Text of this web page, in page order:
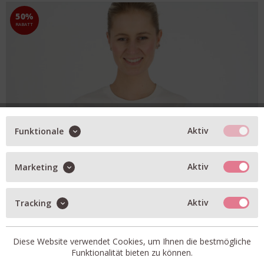
50%
RABATT
Funktionale Aktiv
Marketing Aktiv
Tracking Aktiv
Diese Website verwendet Cookies, um Ihnen die bestmögliche
Funktionalität bieten zu können.